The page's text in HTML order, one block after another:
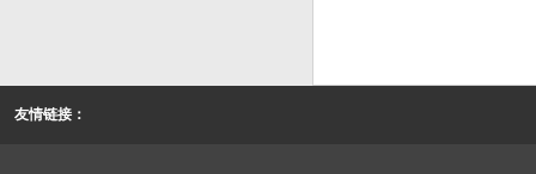
友情链接：